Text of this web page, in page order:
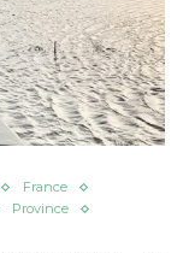
France
Province